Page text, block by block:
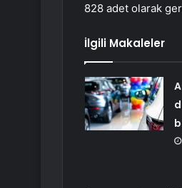
828 adet olarak
İlgili Makaleler